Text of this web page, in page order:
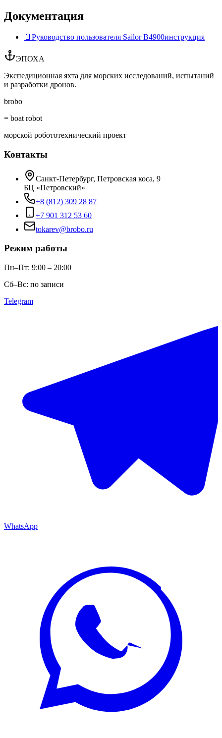
Документация
📄 Руководство пользователя Sailor B4900инструкция
ЭПОХА
Экспедиционная яхта для морских исследований, испытаний
и разработки дронов.
brobo
= boat robot
морской робототехнический проект
Контакты
Санкт-Петербург, Петровская коса, 9
БЦ «Петровский»
+8 (812) 309 28 87
+7 901 312 53 60
tokarev@brobo.ru
Режим работы
Пн–Пт: 9:00 – 20:00
Сб–Вс: по записи
Telegram
WhatsApp